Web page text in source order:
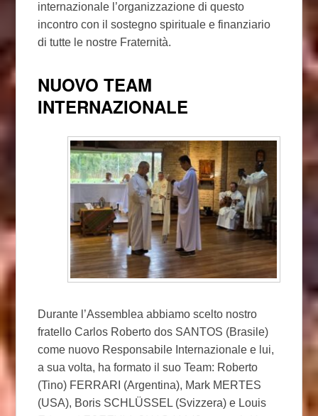
internazionale l’organizzazione di questo
incontro con il sostegno spirituale e finanziario
di tutte le nostre Fraternità.
NUOVO TEAM
INTERNAZIONALE
Durante l’Assemblea abbiamo scelto nostro
fratello Carlos Roberto dos SANTOS (Brasile)
come nuovo Responsabile Internazionale e lui,
a sua volta, ha formato il suo Team: Roberto
(Tino) FERRARI (Argentina), Mark MERTES
(USA), Boris SCHLÜSSEL (Svizzera) e Louis